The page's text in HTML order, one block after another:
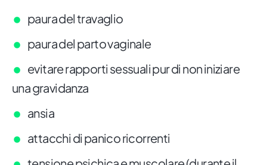
paura del travaglio
paura del parto vaginale
evitare rapporti sessuali pur di non iniziare
una gravidanza
ansia
attacchi di panico ricorrenti